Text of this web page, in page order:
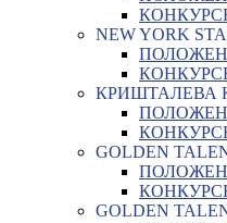
NEW YORK
КРИШТАЛЕВА
GOLDEN
GOLDEN